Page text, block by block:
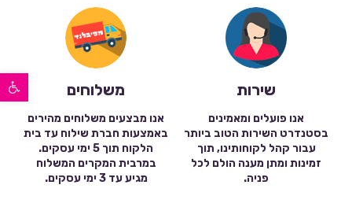
פתח סרגל נגישות שירות
אנו פועלים ומאמינים
בסטנדרט השירות הטוב ביותר
עבור קהל לקוחותינו, תוך
זמינות ומתן מענה הולם לכל
פניה.
משלוחים
אנו מבצעים משלוחים מהירים
באמצעות חברת שילוח עד בית
הלקוח תוך 5 ימי עסקים.
במרבית המקרים המשלוח
מגיע עד 3 ימי עסקים.